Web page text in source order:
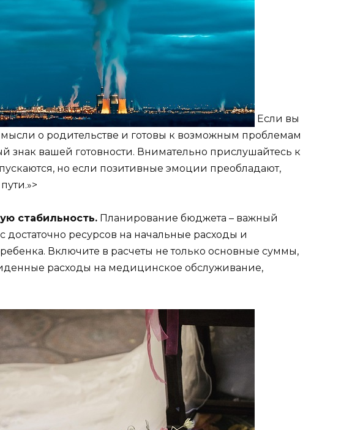
Если вы
о родительстве и готовы к возможным проблемам
знак вашей готовности. Внимательно прислушайтесь к
но если позитивные эмоции преобладают,
стабильность. Планирование бюджета – важный
достаточно ресурсов на начальные расходы и
Включите в расчеты не только основные суммы,
расходы на медицинское обслуживание,